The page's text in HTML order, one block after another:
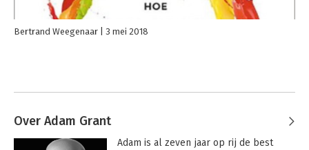
Bertrand Weegenaar 3 mei 2018
Over Adam Grant
Adam is al zeven jaar op rij de best